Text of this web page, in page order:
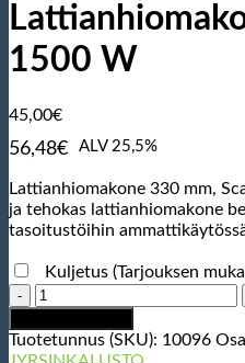
1500 W
45,00€
56,48€ ALV 25,5%
Lattianhiomakone 330 mm,
ja tehokas lattianhiomakone
tasoitustöihin
Kuljetus (Tarjouksen
Lattianhiomakone
330
mm,
1500
Tuotetunnus (SKU): 10096